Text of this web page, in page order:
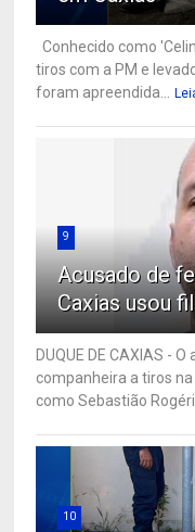
Conhecido como
tiros com a PM e
foram apreendida...
9
Acusado de
Caxias usou
DUQUE DE CAXIAS -
companheira a tiros
como Sebastião
10